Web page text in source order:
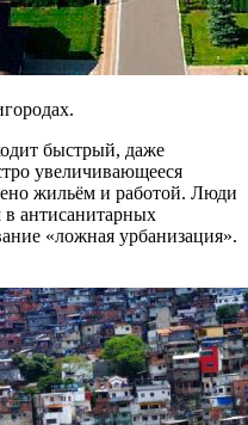
быстрый, даже
увеличивающееся
жильём и работой. Люди
антисанитарных
«ложная урбанизация».